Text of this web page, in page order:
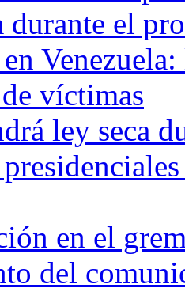
el
víctimas
ley seca
en el
del